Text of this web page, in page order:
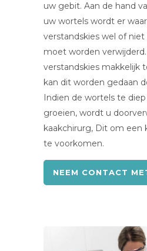
uw gebit. Aan de hand
uw wortels wordt er
verstandskies wel of
moet worden
verstandskies makkelijk
kan dit worden gedaan
Indien de wortels te
groeien, wordt u
kaakchirurg, Dit om een
te voorkomen.
NEEM CONTACT